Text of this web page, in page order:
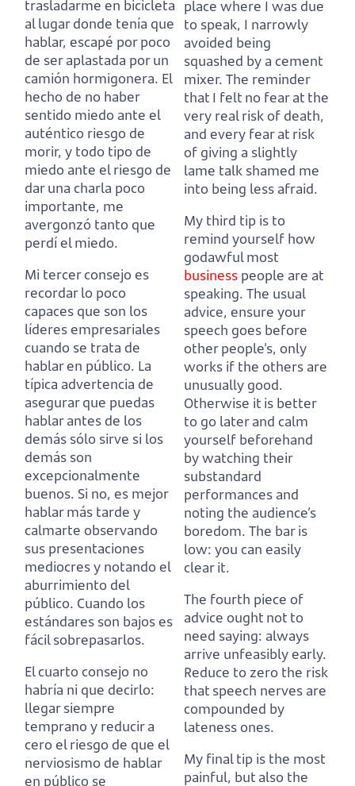
trasladarme en bicicleta
al lugar donde tenía que
hablar, escapé por poco
de ser aplastada por un
camión hormigonera. El
hecho de no haber
sentido miedo ante el
auténtico riesgo de
morir, y todo tipo de
miedo ante el riesgo de
dar una charla poco
importante, me
avergonzó tanto que
perdí el miedo.
Mi tercer consejo es
recordar lo poco
capaces que son los
líderes empresariales
cuando se trata de
hablar en público. La
típica advertencia de
asegurar que puedas
hablar antes de los
demás sólo sirve si los
demás son
excepcionalmente
buenos. Si no, es mejor
hablar más tarde y
calmarte observando
sus presentaciones
mediocres y notando el
aburrimiento del
público. Cuando los
estándares son bajos es
fácil sobrepasarlos.
El cuarto consejo no
habría ni que decirlo:
llegar siempre
temprano y reducir a
cero el riesgo de que el
nerviosismo de hablar
en público se
place where I was due
to speak, I narrowly
avoided being
squashed by a cement
mixer. The reminder
that I felt no fear at the
very real risk of death,
and every fear at risk
of giving a slightly
lame talk shamed me
into being less afraid.
My third tip is to
remind yourself how
godawful most
business people are at
speaking. The usual
advice, ensure your
speech goes before
other people’s, only
works if the others are
unusually good.
Otherwise it is better
to go later and calm
yourself beforehand
by watching their
substandard
performances and
noting the audience’s
boredom. The bar is
low: you can easily
clear it.
The fourth piece of
advice ought not to
need saying: always
arrive unfeasibly early.
Reduce to zero the risk
that speech nerves are
compounded by
lateness ones.
My final tip is the most
painful, but also the